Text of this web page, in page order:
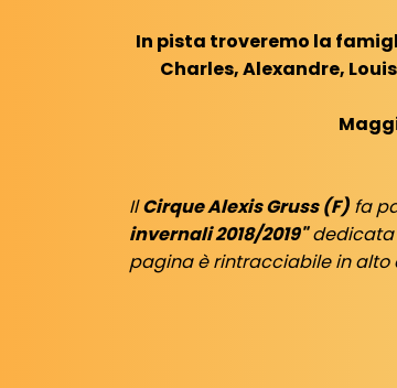
In pista troveremo la
Charles, Alexandre,
IlCirque Alexis Gruss (F) fa
invernali 2018/2019"dedicata
pagina è rintracciabile in alto